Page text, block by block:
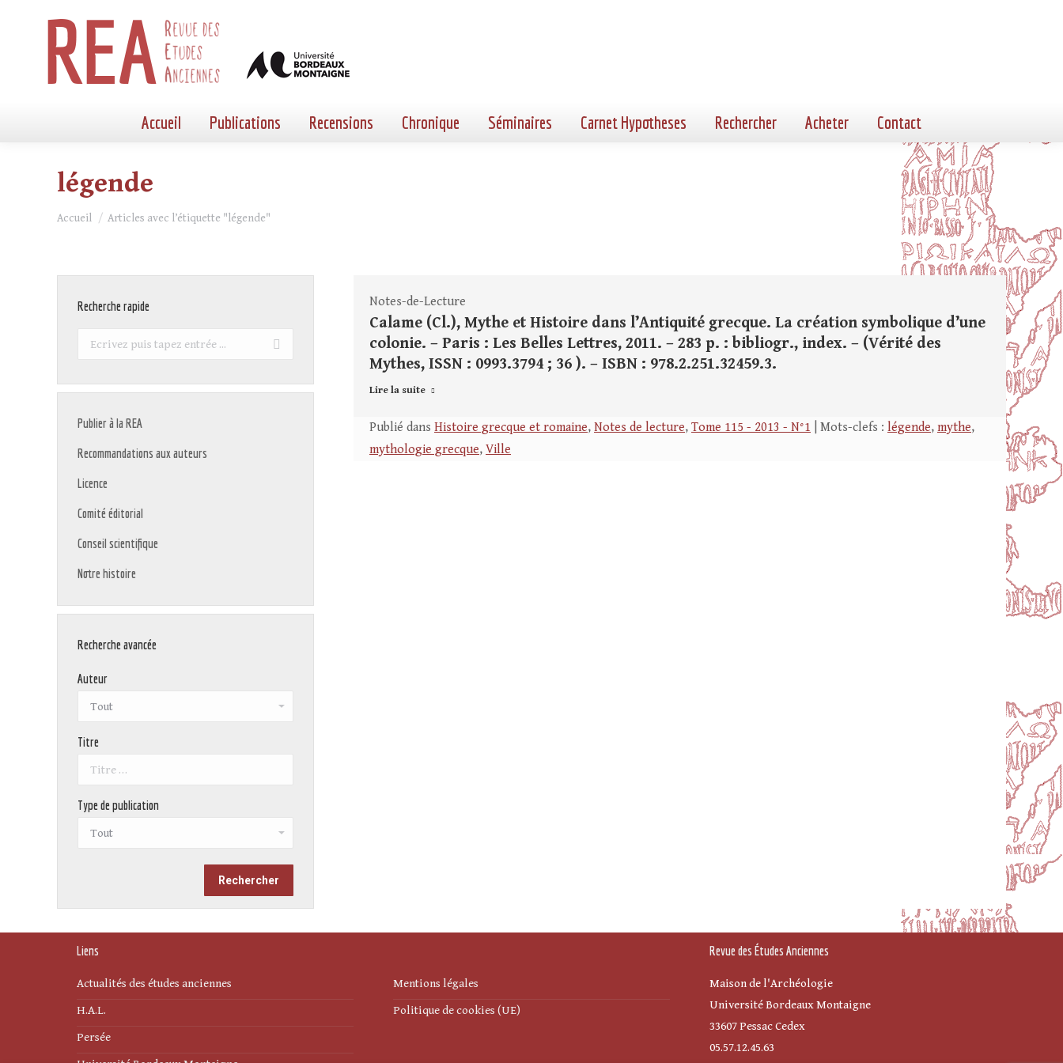
Accueil Publications Recensions Chronique Séminaires Carnet Hypotheses Rechercher Acheter Contact
légende
Vous êtes ici :
Accueil Articles avec l’étiquette "légende"
Notes-de-Lecture
Calame (Cl.), Mythe et Histoire dans l’Antiquité grecque. La création symbolique d’une
colonie. – Paris : Les Belles Lettres, 2011. – 283 p. : bibliogr., index. – (Vérité des
Mythes, ISSN : 0993.3794 ; 36 ). – ISBN : 978.2.251.32459.3.
Lire la suite
Publié dans Histoire grecque et romaine, Notes de lecture, Tome 115 - 2013 - N°1 | Mots-clefs : légende, mythe,
mythologie grecque, Ville
Recherche rapide
Recherche
Publier à la REA
Recommandations aux auteurs
Licence
Comité éditorial
Conseil scientifique
Notre histoire
Recherche avancée
Auteur
Titre
Type de publication
Liens
Actualités des études anciennes
H.A.L.
Persée
Mentions légales
Politique de cookies (UE)
Revue des Études Anciennes
Maison de l'Archéologie
Université Bordeaux Montaigne
33607 Pessac Cedex
05.57.12.45.63